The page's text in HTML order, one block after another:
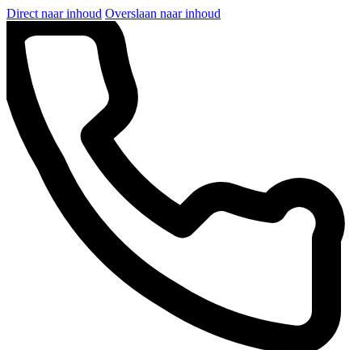
Direct naar inhoud Overslaan naar inhoud